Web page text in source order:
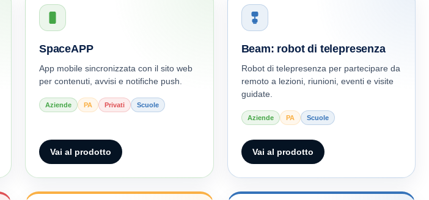
SpaceAPP
App mobile sincronizzata con il sito web
per contenuti, avvisi e notifiche push.
Aziende PA Privati Scuole
Vai al prodotto
Beam: robot di telepresenza
Robot di telepresenza per partecipare da
remoto a lezioni, riunioni, eventi e visite
guidate.
Aziende PA Scuole
Vai al prodotto